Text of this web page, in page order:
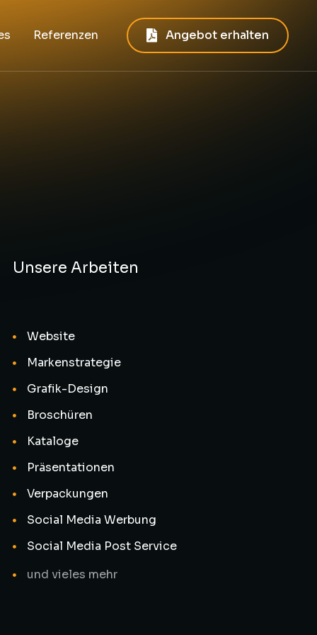
Referenzen Angebot erhalten
Unsere Arbeiten
Website
Markenstrategie
Grafik-Design
Broschüren
Kataloge
Präsentationen
Verpackungen
Social Media Werbung
Social Media Post Service
und vieles mehr